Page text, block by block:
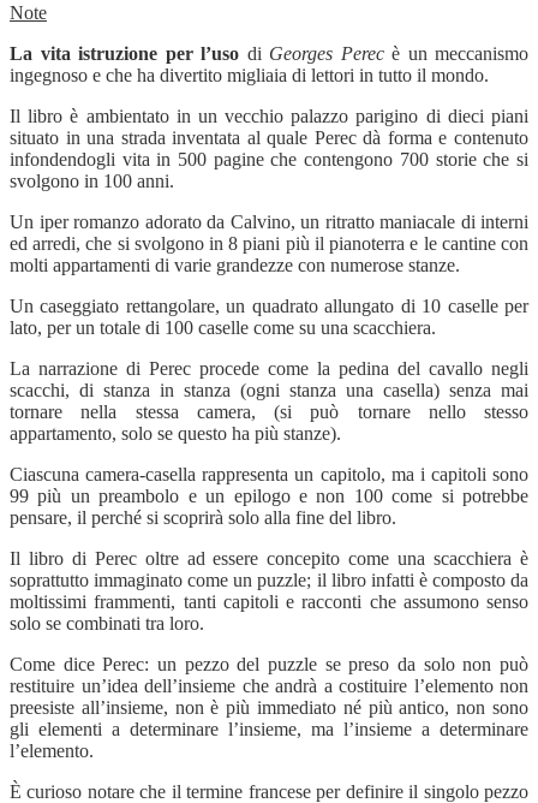
Note
La vita istruzione per l’uso di Georges Perecè un meccanismo
ingegnoso e che ha divertito migliaia di lettori in tutto il mondo.
Il libro è ambientato in un vecchio palazzo parigino di dieci piani
situato in una strada inventata al quale Perec dà forma e contenuto
infondendogli vita in 500 pagine che contengono 700 storie che si
svolgono in 100 anni.
Un iper romanzo adorato da Calvino, un ritratto maniacale di interni
ed arredi, che si svolgono in 8 piani più il pianoterra e le cantine con
molti appartamenti di varie grandezze con numerose stanze.
Un caseggiato rettangolare, un quadrato allungato di 10 caselle per
lato, per un totale di 100 caselle come su una scacchiera.
La narrazione di Perec procede come la pedina del cavallo negli
scacchi, di stanza in stanza (ogni stanza una casella) senza mai
tornare nella stessa camera, (si può tornare nello stesso
appartamento, solo se questo ha più stanze).
Ciascuna camera-casella rappresenta un capitolo, ma i capitoli sono
99 più un preambolo e un epilogo e non 100 come si potrebbe
pensare, il perché si scoprirà solo alla fine del libro.
Il libro di Perec oltre ad essere concepito come una scacchiera è
soprattutto immaginato come un puzzle; il libro infatti è composto da
moltissimi frammenti, tanti capitoli e racconti che assumono senso
solo se combinati tra loro.
Come dice Perec: un pezzo del puzzle se preso da solo non può
restituire un’idea dell’insieme che andrà a costituire l’elemento non
preesiste all’insieme, non è più immediato né più antico, non sono
gli elementi a determinare l’insieme, ma l’insieme a determinare
l’elemento.
È curioso notare che il termine francese per definire il singolo pezzo